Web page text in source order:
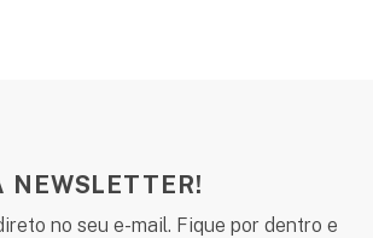
NEWSLETTER!
no seu e-mail. Fique por dentro e